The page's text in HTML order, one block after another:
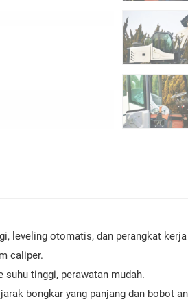
leveling otomatis, dan perangkat
caliper.
tinggi, perawatan mudah.
bongkar yang panjang dan bobot